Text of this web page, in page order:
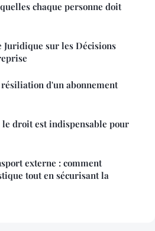
chaque personne doit
Juridique sur les Décisions
d'un abonnement
droit est indispensable pour
externe : comment
tout en sécurisant la